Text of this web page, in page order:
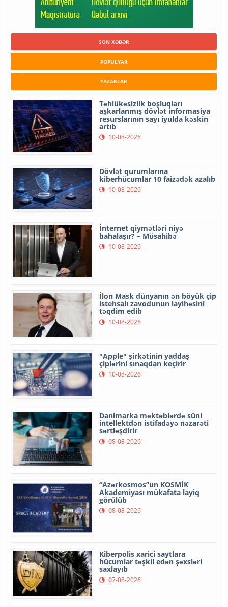
SON XƏBƏR
POPULYAR
YAZARLAR
Təhlükəsizlik boşluqları
aşkarlanmış dövlət informasiya
resurslarının sayı iyulda kəskin
artıb
10-08-2026
Dövlət qurumlarına
kiberhücumlar 10 faizədək azalıb
10-08-2026
İnternet qiymətləri niyə
bahalaşır? – Müsahibə
10-08-2026
İlon Mask dünyanın ən böyük çip
istehsalı zavodunun layihəsini
təqdim edib
10-08-2026
"Apple" şirkətinin yaddaş
çiplərini sınaqdan keçirir
10-08-2026
Danimarka məktəblərdə süni
intellektdən istifadəyə nəzarəti
sərtləşdirir
08-08-2026
“Azərkosmos”un KOSMİK
Akademiyası mükafata layiq
görülüb
08-08-2026
Kiberpolis xarici saytlara
hücumlar təşkil edən şəxsləri
saxlayıb
07-08-2026